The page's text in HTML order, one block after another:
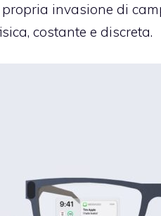
invasione di
costante e discreta.